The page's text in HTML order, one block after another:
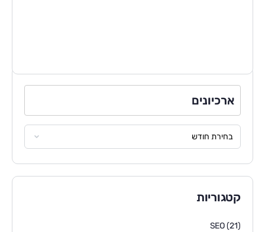
ארכיונים
קטגוריות
SEO(21)